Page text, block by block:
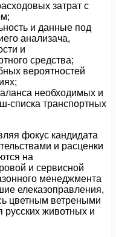
затрат с
и данные под
анализача,
и
средства;
вероятностей
необходимых и
списка транспортных
фокус кандидата
и расценки
на
и сервисной
менеджмента
елеказоправления,
цветным ветреными
русских животных и